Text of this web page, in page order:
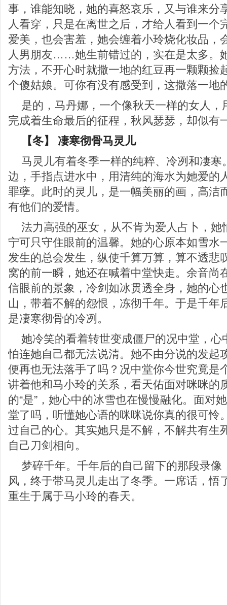
事，谁能知晓，她的喜怒哀乐，又与谁来分
人看穿，只是在离世之后，才给人看到一个
爱美，也会害羞，她会缠着小玲烧化妆品，
人男朋友……她生前错过的，实在是太多。
方法，不开心时就撒一地的红豆再一颗颗
个傻姑娘。可你有没有感受到，这撒落一地
是的，马丹娜，一个像秋天一样的女人
完成着生命最后的征程，秋风瑟瑟，却似有
【冬】 凄寒彻骨马灵儿
马灵儿有着冬季一样的纯粹、冷冽和凄寒
边，手指点进水中，用清纯的海水为她爱的
罪孽。此时的灵儿，是一幅美丽的画，高洁
有他们的爱情。
法力高强的巫女，从不肯为爱人占卜，
宁可只守住眼前的温馨。她的心原本如雪水
发生的总会发生，纵使千算万算，算不透悲
窝的前一瞬，她还在喊着中堂快走。余音尚
信眼前的景象，冷剑如冰贯透全身，她的心
山，带着不解的怨恨，冻彻千年。于是千年
是凄寒彻骨的冷冽。
她冷笑的看着转世变成僵尸的况中堂，
怕连她自己都无法说清。她不由分说的发起
便再也无法落手了吗？况中堂你今世究竟是
讲着他和马小玲的关系，看天佑面对咪咪的
的“是”，她心中的冰雪也在慢慢融化。面对
堂了吗，听懂她心语的咪咪说你真的很可怜
过自己的心。其实她只是不解，不解共有生
自己刀剑相向。
梦碎千年。千年后的自己留下的那段录
风，终于带马灵儿走出了冬季。一席话，悟
重生于属于马小玲的春天。